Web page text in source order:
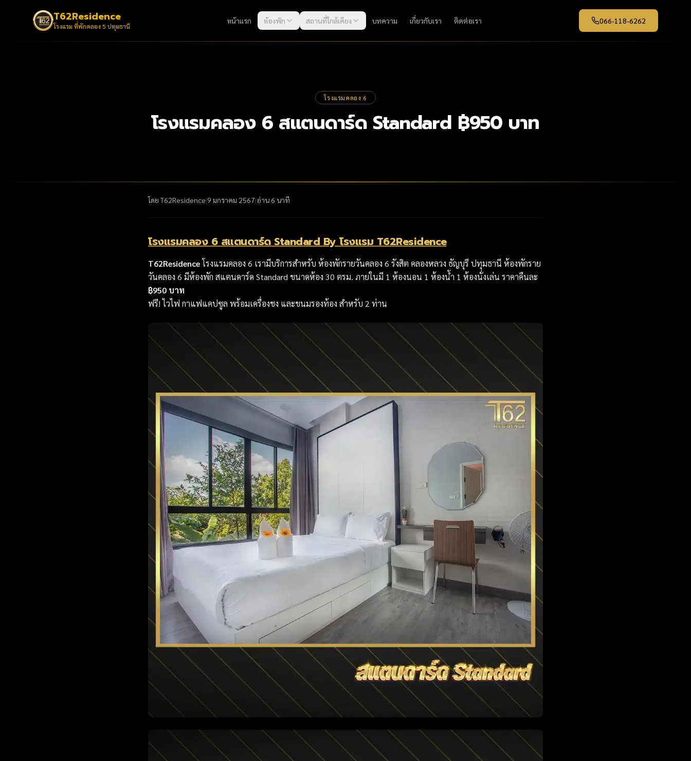
T62Residence
โรงแรม ที่พักคลอง 5 ปทุมธานี
หน้าแรก ห้องพัก สถานที่ใกล้เคียง บทความ เกี่ยวกับเรา ติดต่อเรา 066-118-6262
โรงแรมคลอง 6
โรงแรมคลอง 6 สแตนดาร์ด Standard ฿950 บาท
โดยT62Residence|9 มกราคม 2567|อ่าน6 นาที
โรงแรมคลอง 6 สแตนดาร์ด Standard By โรงแรม T62Residence
T62Residenceโรงแรมคลอง 6 เรามีบริการสำหรับ ห้องพักรายวันคลอง 6 รังสิต คลองหลวง ธัญบุรี ปทุมธานี ห้องพักราย
วันคลอง 6 มีห้องพัก สแตนดาร์ด Standard ขนาดห้อง 30 ตรม. ภายในมี 1 ห้องนอน 1 ห้องน้ำ 1 ห้องนั่งเล่น ราคาคืนละ
฿950 บาท
ฟรี! ไวไฟ กาแฟแคปซูล พร้อมเครื่องชง และขนมรองท้อง สำหรับ 2 ท่าน